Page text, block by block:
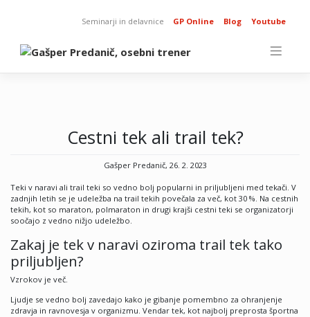
Seminarji in delavnice GP Online Blog Youtube
Cestni tek ali trail tek?
Gašper Predanič, 26. 2. 2023
Teki v naravi ali trail teki so vedno bolj popularni in priljubljeni med tekači. V
zadnjih letih se je udeležba na trail tekih povečala za več, kot 30 %. Na cestnih
tekih, kot so maraton, polmaraton in drugi krajši cestni teki se organizatorji
soočajo z vedno nižjo udeležbo.
Zakaj je tek v naravi oziroma trail tek tako
priljubljen?
Vzrokov je več.
Ljudje se vedno bolj zavedajo kako je gibanje pomembno za ohranjenje
zdravja in ravnovesja v organizmu. Vendar tek, kot najbolj preprosta športna